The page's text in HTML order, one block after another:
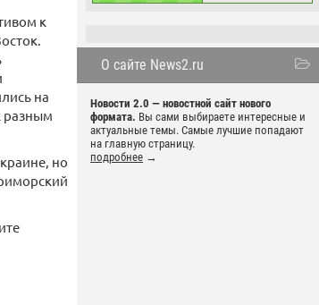
О сайте News2.ru
Новости 2.0 — новостной сайт нового
формата. Вы сами выбираете интересные и
актуальные темы. Самые лучшие попадают
на главную страницу.
подробнее →
к
на
разным
но